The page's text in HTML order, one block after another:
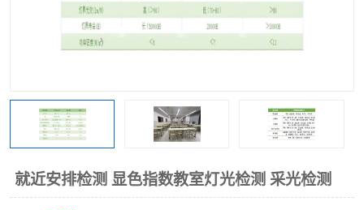
就近安排检测 显色指数教室灯光检测 采光检测